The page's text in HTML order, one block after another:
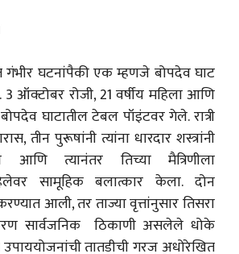
गंभीर घटनांपैकी एक म्हणजे बोपदेव घाट
ऑक्टोबर रोजी, 21 वर्षीय महिला आणि
बोपदेव घाटातील टेबल पॉइंटवर गेले. रात्री
तीन पुरूषांनी त्यांना धारदार शस्त्रांनी
त्यानंतर तिच्या मैत्रिणीला
सामूहिक बलात्कार केला. दोन
आली, तर ताज्या वृत्तांनुसार तिसरा
सार्वजनिक ठिकाणी असलेले धोके
तातडीची गरज अधोरेखित